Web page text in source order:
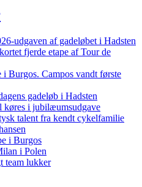
udgaven af gadeløbet i Hadsten
fjerde etape af Tour de
i Burgos. Campos vandt første
gadeløb i Hadsten
køres i jubilæumsudgave
talent fra kendt cykelfamilie
i Burgos
i Polen
team lukker